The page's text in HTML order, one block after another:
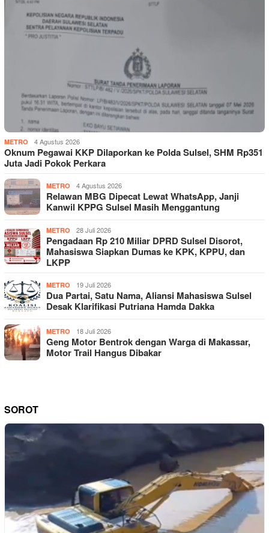
METRO 4 Agustus 2026
Oknum Pegawai KKP Dilaporkan ke Polda Sulsel, SHM Rp351
Juta Jadi Pokok Perkara
METRO 4 Agustus 2026
Relawan MBG Dipecat Lewat WhatsApp, Janji
Kanwil KPPG Sulsel Masih Menggantung
METRO 28 Juli 2026
Pengadaan Rp 210 Miliar DPRD Sulsel Disorot,
Mahasiswa Siapkan Dumas ke KPK, KPPU, dan
LKPP
METRO 19 Juli 2026
Dua Partai, Satu Nama, Aliansi Mahasiswa Sulsel
Desak Klarifikasi Putriana Hamda Dakka
METRO 18 Juli 2026
Geng Motor Bentrok dengan Warga di Makassar,
Motor Trail Hangus Dibakar
SOROT